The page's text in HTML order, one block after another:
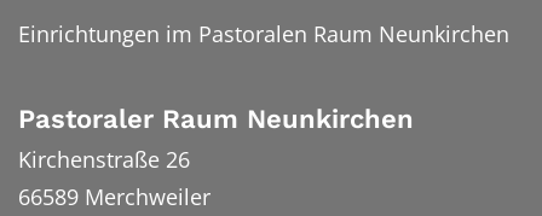
Einrichtungen im Pastoralen Raum Neunkirchen
Pastoraler Raum Neunkirchen
Kirchenstraße 26
66589 Merchweiler